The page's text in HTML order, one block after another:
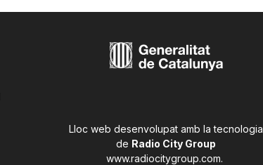
Lloc web desenvolupat amb la tecnologia
de Radio City Group
www.radiocitygroup.com.